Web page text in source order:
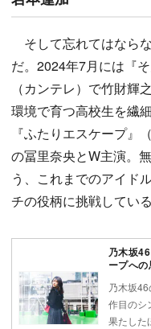
そして忘れてはなら
だ。2024年7月には『
（カンテレ）で竹財輝
環境で育つ高校生を繊
『ふたりエスケープ』
の冨里奈央とW主演。
う、これまでのアイド
チの役柄に挑戦している
乃木坂
ープへ
乃木坂
作目のシ
果たした